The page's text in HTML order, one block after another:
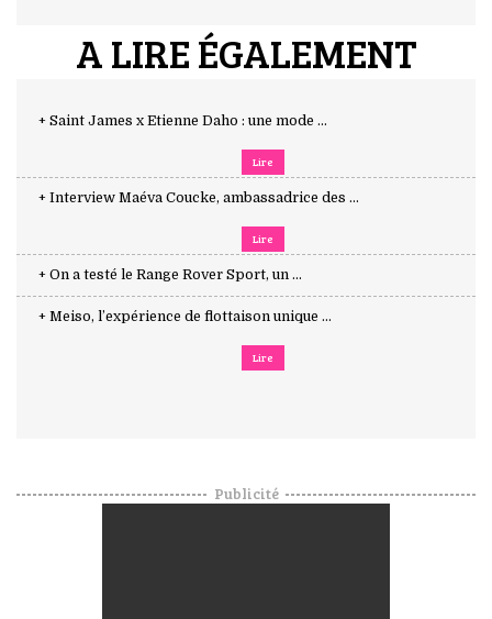
A LIRE ÉGALEMENT
+ Saint James x Etienne Daho : une mode ...
Lire
+ Interview Maéva Coucke, ambassadrice des ...
Lire
+ On a testé le Range Rover Sport, un ...
+ Meiso, l’expérience de flottaison unique ...
Lire
Publicité